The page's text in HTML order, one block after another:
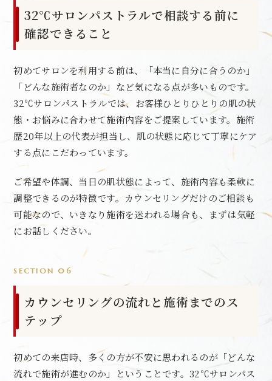
32℃サロンパストラルで相談する前に
確認できること
初めてサロンを利用する前は、「本当に自分に合うのか」
「どんな施術者なのか」など気になる点が多いものです。
32℃サロンパストラルでは、お客様ひとりひとりの肌の状
態・お悩みに合わせて施術内容をご提案しています。施術
歴20年以上の代表が担当し、肌の状態に応じて丁寧にケア
する点にこだわっています。
ご希望や体調、当日の肌状態によって、施術内容も柔軟に
調整できるのが特徴です。カウンセリングだけのご相談も
可能なので、いきなり施術を迷われる場合も、まずは気軽
にお話しください。
SECTION 06
カウンセリングの流れと施術までのス
テップ
初めての来店時、多くの方が不安に思われるのが「どんな
流れで施術が進むのか」ということです。32℃サロンパス